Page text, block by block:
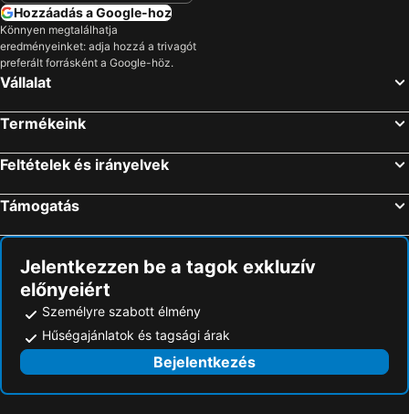
Hozzáadás a Google-hoz
Könnyen megtalálhatja
eredményeinket: adja hozzá a trivagót
preferált forrásként a Google-höz.
Vállalat
Termékeink
Feltételek és irányelvek
Támogatás
Jelentkezzen be a tagok exkluzív
előnyeiért
Személyre szabott élmény
Hűségajánlatok és tagsági árak
Bejelentkezés